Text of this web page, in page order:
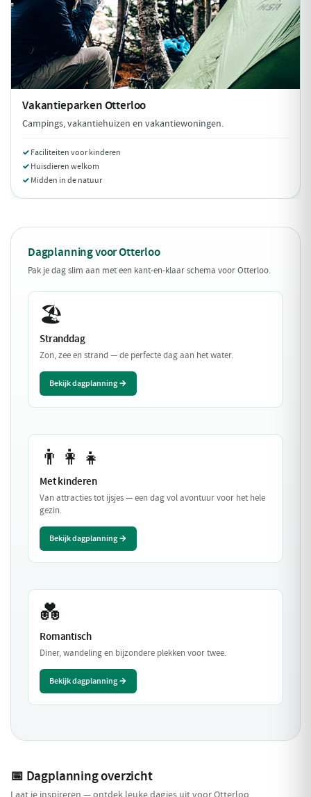
VakantieparkenOtterloo
Campings, vakantiehuizen en vakantiewoningen.
Faciliteiten voor kinderen
Huisdieren welkom
Midden in de natuur
Dagplanning voor Otterloo
Pak je dag slim aan met een kant-en-klaar schema voor Otterloo.
🏖️
Stranddag
Zon, zee en strand — de perfecte dag aan het water.
Bekijk dagplanning →
👨‍👩‍👧
Met kinderen
Van attracties tot ijsjes — een dag vol avontuur voor het hele
gezin.
Bekijk dagplanning →
💑
Romantisch
Diner, wandeling en bijzondere plekken voor twee.
Bekijk dagplanning →
📅 Dagplanning overzicht
Laat je inspireren — ontdek leuke dagjes uit voor Otterloo